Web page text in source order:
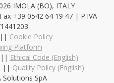
IMOLA (BO), ITALY
+39 0542 64 19 47 | P.IVA
Cookie Policy
Platform
|| Ethical Code (English)
|| Quality Policy (English)
Solutions SpA